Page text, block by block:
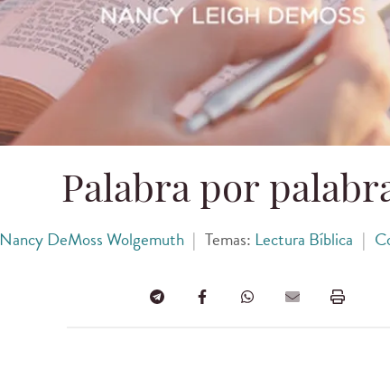
Palabra por
Nancy DeMoss Wolgemuth | Temas: Lectura Bíblica |